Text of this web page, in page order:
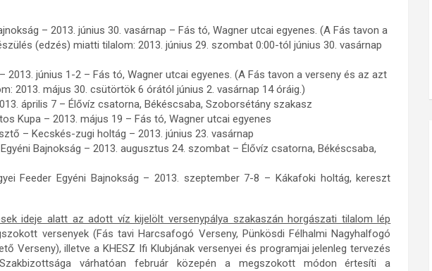
– 2013. június 30. vasárnap – Fás tó, Wagner utcai egyenes. (A Fás tavon a
(edzés) miatti tilalom: 2013. június 29. szombat 0:00-tól június 30. vasárnap
2013. június 1-2 – Fás tó, Wagner utcai egyenes. (A Fás tavon a verseny és az azt
2013. május 30. csütörtök 6 órától június 2. vasárnap 14 óráig.)
április 7 – Élővíz csatorna, Békéscsaba, Szoborsétány szakasz
Kupa – 2013. május 19 – Fás tó, Wagner utcai egyenes
– Kecskés-zugi holtág – 2013. június 23. vasárnap
Bajnokság – 2013. augusztus 24. szombat – Élővíz csatorna, Békéscsaba,
Feeder Egyéni Bajnokság – 2013. szeptember 7-8 – Kákafoki holtág, kereszt
ideje alatt az adott víz kijelölt versenypálya szakaszán horgászati tilalom lép
versenyek (Fás tavi Harcsafogó Verseny, Pünkösdi Félhalmi Nagyhalfogó
Verseny), illetve a KHESZ Ifi Klubjának versenyei és programjai jelenleg tervezés
várhatóan február közepén a megszokott módon értesíti a